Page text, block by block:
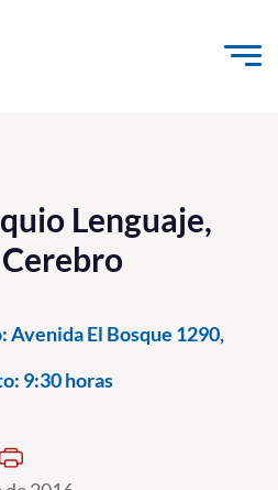
al contenido
Innovación
Lenguaje,
Avenida El Bosque 1290,
9:30 horas